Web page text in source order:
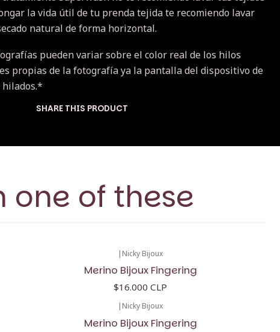
la vida útil de tu prenda tejida te recomiendo lavar
natural de forma horizontal.
pueden variar sobre el color real de los hilos
propias de la fotografía ya la pantalla del dispositivo de
hilados.*
SHARE THIS PRODUCT
one of these
| Nicky Bijoux
Merino Bijoux Fingering
$16.000 CLP
| Nicky Bijoux
Merino Bijoux Fingering